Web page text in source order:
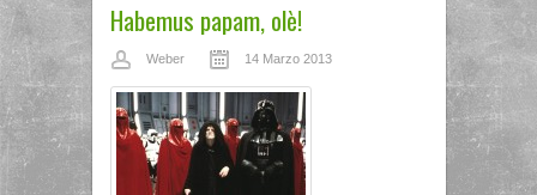
Habemus papam, olè!
Weber 14 Marzo 2013